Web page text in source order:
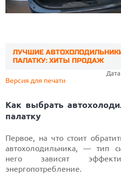
ЛУЧШИЕ
ПАЛАТКУ: ХИТЫ ПРОДАЖ
Версия для печати
Как выбрать
палатку
Первое, на что стоит
автохолодильника, — тип
него зависят
энергопотребление.